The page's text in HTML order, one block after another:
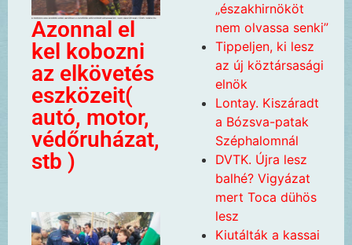
Azonnal el
kel kobozni
az elkövetés
eszközeit(
autó, motor,
védőruházat,
stb )
„északhirnököt
nem olvassa senki”
Tippeljen, ki lesz
az új köztársasági
elnök
Lontay. Kiszáradt
a Bózsva-patak
Széphalomnál
DVTK. Újra lesz
balhé? Vigyázat
mert Toca dühös
lesz
Kiutálták a kassai